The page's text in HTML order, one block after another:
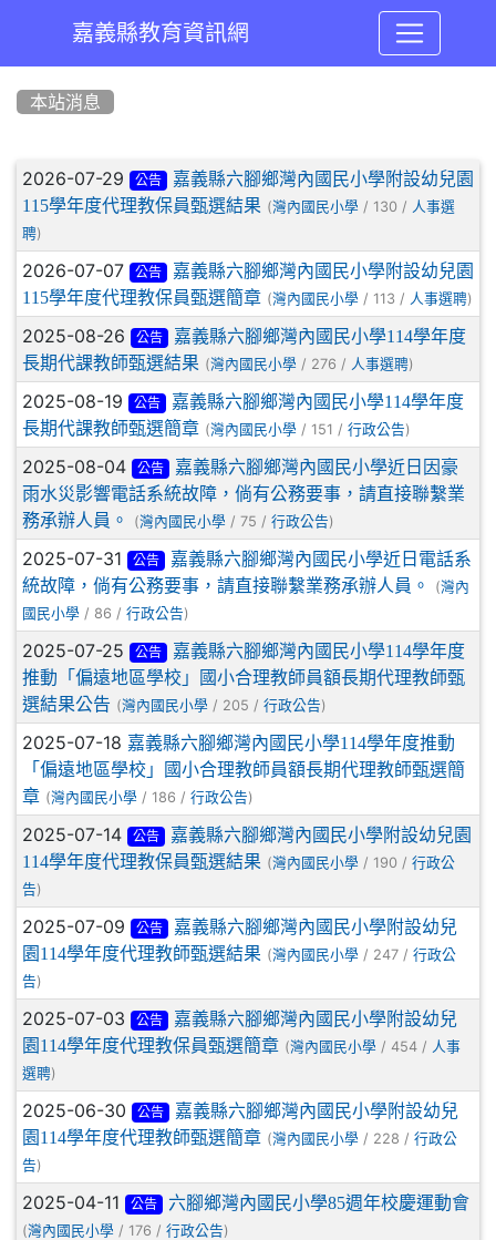
嘉義縣教育資訊網
本站消息
文章列表
2026-07-29 公告
嘉義縣六腳鄉灣內國民小學附設幼兒園
115學年度代理教保員甄選結果 (灣內國民小學 / 130 / 人事選
聘)
2026-07-07 公告
嘉義縣六腳鄉灣內國民小學附設幼兒園
115學年度代理教保員甄選簡章 (灣內國民小學 / 113 / 人事選聘)
2025-08-26 公告
嘉義縣六腳鄉灣內國民小學114學年度
長期代課教師甄選結果 (灣內國民小學 / 276 / 人事選聘)
2025-08-19 公告
嘉義縣六腳鄉灣內國民小學114學年度
長期代課教師甄選簡章 (灣內國民小學 / 151 / 行政公告)
2025-08-04 公告
嘉義縣六腳鄉灣內國民小學近日因豪
雨水災影響電話系統故障，倘有公務要事，請直接聯繫業
務承辦人員。
(灣內國民小學 / 75 / 行政公告)
2025-07-31 公告
嘉義縣六腳鄉灣內國民小學近日電話系
統故障，倘有公務要事，請直接聯繫業務承辦人員。
(灣內
國民小學 / 86 / 行政公告)
2025-07-25 公告
嘉義縣六腳鄉灣內國民小學114學年度
推動「偏遠地區學校」國小合理教師員額長期代理教師甄
選結果公告 (灣內國民小學 / 205 / 行政公告)
2025-07-18 嘉義縣六腳鄉灣內國民小學114學年度推動
「偏遠地區學校」國小合理教師員額長期代理教師甄選簡
章 (灣內國民小學 / 186 / 行政公告)
2025-07-14 公告
嘉義縣六腳鄉灣內國民小學附設幼兒園
114學年度代理教保員甄選結果 (灣內國民小學 / 190 / 行政公
告)
2025-07-09 公告
嘉義縣六腳鄉灣內國民小學附設幼兒
園114學年度代理教師甄選結果 (灣內國民小學 / 247 / 行政公
告)
2025-07-03 公告
嘉義縣六腳鄉灣內國民小學附設幼兒
園114學年度代理教保員甄選簡章 (灣內國民小學 / 454 / 人事
選聘)
2025-06-30 公告
嘉義縣六腳鄉灣內國民小學附設幼兒
園114學年度代理教師甄選簡章 (灣內國民小學 / 228 / 行政公
告)
2025-04-11 公告 六腳鄉灣內國民小學85週年校慶運動會
(灣內國民小學 / 176 / 行政公告)